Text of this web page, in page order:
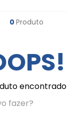
0 Produto
encontrado
fazer?